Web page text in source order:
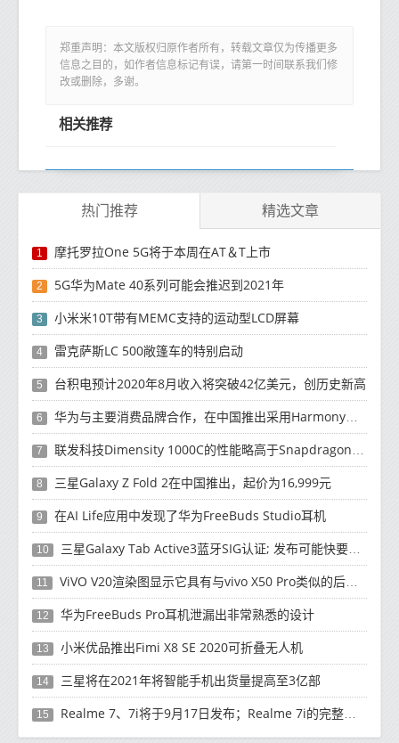
郑重声明：本文版权归原作者所有，转载文章仅为传播更多
信息之目的，如作者信息标记有误，请第一时间联系我们修
改或删除，多谢。
相关推荐
热门推荐 精选文章
1 摩托罗拉One 5G将于本周在AT＆T上市
2 5G华为Mate 40系列可能会推迟到2021年
3 小米米10T带有MEMC支持的运动型LCD屏幕
4 雷克萨斯LC 500敞篷车的特别启动
5 台积电预计2020年8月收入将突破42亿美元，创历史新高
6 华为与主要消费品牌合作，在中国推出采用HarmonyOS 2.0的智能家居产品
7 联发科技Dimensity 1000C的性能略高于Snapdragon 765G
8 三星Galaxy Z Fold 2在中国推出，起价为16,999元
9 在AI Life应用中发现了华为FreeBuds Studio耳机
10 三星Galaxy Tab Active3蓝牙SIG认证; 发布可能快要结束了
11 ViVO V20渲染图显示它具有与vivo X50 Pro类似的后部设计
12 华为FreeBuds Pro耳机泄漏出非常熟悉的设计
13 小米优品推出Fimi X8 SE 2020可折叠无人机
14 三星将在2021年将智能手机出货量提高至3亿部
15 Realme 7、7i将于9月17日发布；Realme 7i的完整规格并导致泄漏